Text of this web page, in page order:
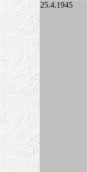
25.4.1945